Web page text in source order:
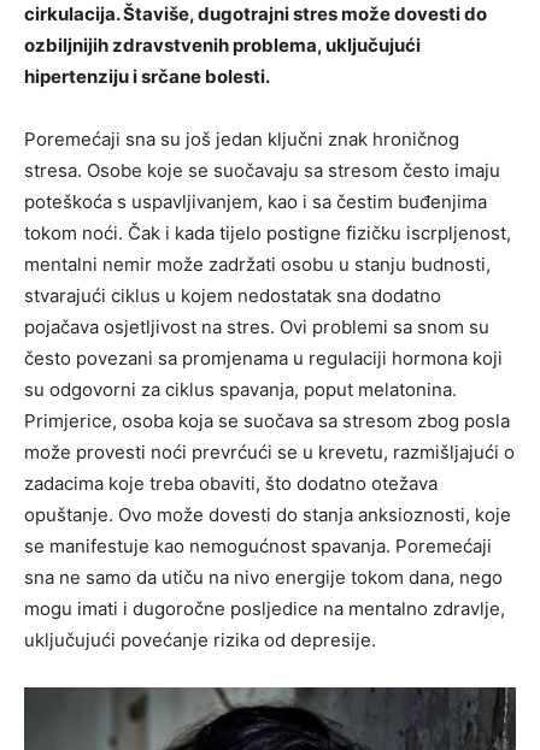
cirkulacija. Štaviše, dugotrajni stres može dovesti do
ozbiljnijih zdravstvenih problema, uključujući
hipertenziju i srčane bolesti.
Poremećaji sna su još jedan ključni znak hroničnog
stresa. Osobe koje se suočavaju sa stresom često imaju
poteškoća s uspavljivanjem, kao i sa čestim buđenjima
tokom noći. Čak i kada tijelo postigne fizičku iscrpljenost,
mentalni nemir može zadržati osobu u stanju budnosti,
stvarajući ciklus u kojem nedostatak sna dodatno
pojačava osjetljivost na stres. Ovi problemi sa snom su
često povezani sa promjenama u regulaciji hormona koji
su odgovorni za ciklus spavanja, poput melatonina.
Primjerice, osoba koja se suočava sa stresom zbog posla
može provesti noći prevrćući se u krevetu, razmišljajući o
zadacima koje treba obaviti, što dodatno otežava
opuštanje. Ovo može dovesti do stanja anksioznosti, koje
se manifestuje kao nemogućnost spavanja. Poremećaji
sna ne samo da utiču na nivo energije tokom dana, nego
mogu imati i dugoročne posljedice na mentalno zdravlje,
uključujući povećanje rizika od depresije.